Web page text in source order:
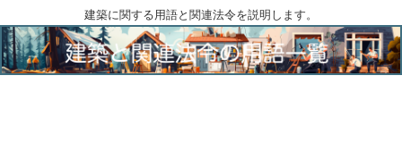
建築に関する用語と関連法令を説明します。